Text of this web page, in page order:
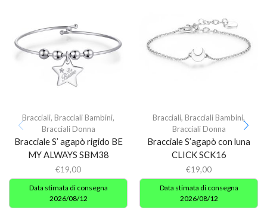
Bracciali, Bracciali Bambini,
Bracciali Donna
Bracciale S’ agapò rigido BE
MY ALWAYS SBM38
€19,00
Data stimata di consegna
2026/08/12
Bracciali, Bracciali Bambini,
Bracciali Donna
Bracciale S’agapò con luna
CLICK SCK16
€19,00
Data stimata di consegna
2026/08/12